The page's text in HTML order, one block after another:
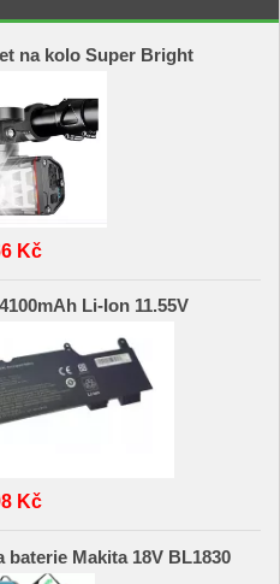
na kolo Super Bright
Kč
Li-Ion 11.55V
Kč
Makita 18V BL1830